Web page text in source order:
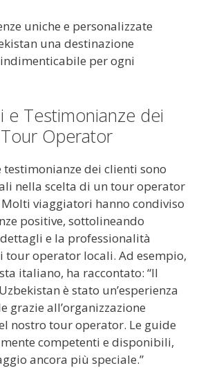
uniche e personalizzate
una destinazione
per ogni
e Testimonianze dei
Operator
testimonianze dei clienti sono
nella scelta di un tour operator
viaggiatori hanno condiviso
positive, sottolineando
e la professionalità
operator locali. Ad esempio,
italiano, ha raccontato: “Il
è stato un’esperienza
grazie all’organizzazione
nostro tour operator. Le guide
competenti e disponibili,
ancora più speciale.”